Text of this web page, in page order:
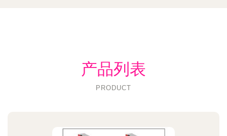
产品列表
PRODUCT